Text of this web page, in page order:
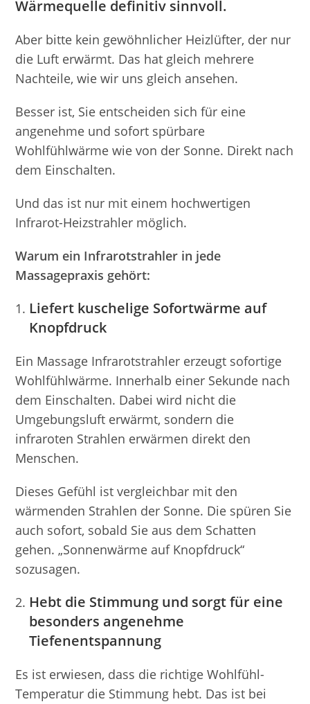
Wärmequelle definitiv sinnvoll.
Aber bitte kein gewöhnlicher Heizlüfter, der nur
die Luft erwärmt. Das hat gleich mehrere
Nachteile, wie wir uns gleich ansehen.
Besser ist, Sie entscheiden sich für eine
angenehme und sofort spürbare
Wohlfühlwärme wie von der Sonne. Direkt nach
dem Einschalten.
Und das ist nur mit einem hochwertigen
Infrarot-Heizstrahler möglich.
Warum ein Infrarotstrahler in jede
Massagepraxis gehört:
Liefert kuschelige Sofortwärme auf
Knopfdruck
Ein Massage Infrarotstrahler erzeugt sofortige
Wohlfühlwärme. Innerhalb einer Sekunde nach
dem Einschalten. Dabei wird nicht die
Umgebungsluft erwärmt, sondern die
infraroten Strahlen erwärmen direkt den
Menschen.
Dieses Gefühl ist vergleichbar mit den
wärmenden Strahlen der Sonne. Die spüren Sie
auch sofort, sobald Sie aus dem Schatten
gehen. „Sonnenwärme auf Knopfdruck“
sozusagen.
Hebt die Stimmung und sorgt für eine
besonders angenehme
Tiefenentspannung
Es ist erwiesen, dass die richtige Wohlfühl-
Temperatur die Stimmung hebt. Das ist bei